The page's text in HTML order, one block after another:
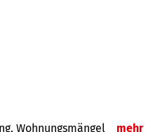
Wohnungsmängel mehr